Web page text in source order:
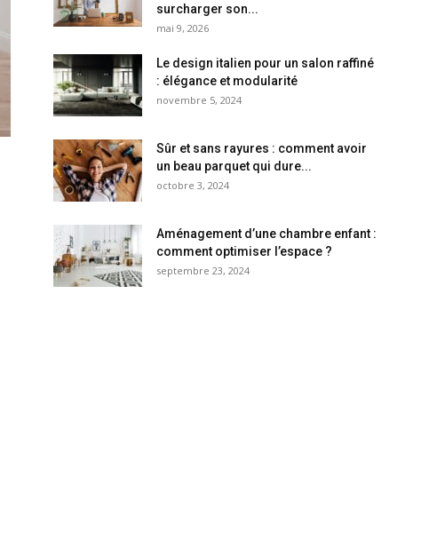
surcharger son...
mai 9, 2026
Le design italien pour un salon raffiné
: élégance et modularité
novembre 5, 2024
Sûr et sans rayures : comment avoir
un beau parquet qui dure...
octobre 3, 2024
Aménagement d’une chambre enfant :
comment optimiser l’espace ?
septembre 23, 2024